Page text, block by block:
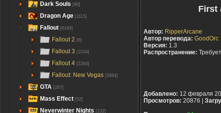
Dark Souls [90]
Dragon Age [1115]
Fallout [6188]
Fallout 2 [6]
Fallout 3 [1034]
Fallout 4 [2264]
Fallout: New Vegas [2884]
GTA [267]
Mass Effect [52]
Neverwinter Nights [232]
First
Автор: RipperArcane
Автор перевода: GoodOrc
Версия: 1.3
Распространение:
Добавлено: 12 февраля
Просмотров: 20876 |